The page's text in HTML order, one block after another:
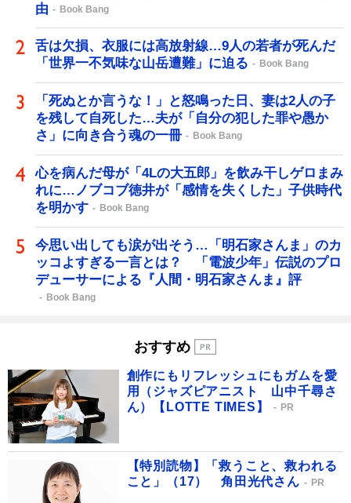
由
Book Bang
舌は欠損、衣服には高放射線…9人の若者が死んだ
「世界一不気味な山岳遭難」に迫る
Book Bang
「死ぬとか言うな！」と怒鳴った日、妻は2人の子
を残して自死した…夫が「自分の犯した罪や愚か
さ」に向き合う魂の一冊
Book Bang
心を病んだ母が「4Lの大五郎」を飲み干しゲロまみ
れに…ノブコブ徳井が「感情を失くした」子供時代
を明かす
Book Bang
今思い出しても涙が出そう…「明石家さんま」のカ
ッコよすぎる一言とは？ 「電波少年」伝説のプロ
デューサーによる『人間・明石家さんま』評
Book Bang
おすすめ
創作にもリフレッシュにもガムを愛
用（ジャズピアニスト 山中千尋さ
ん）【LOTTE TIMES】
PR
【特別読物】「救うこと、救われる
こと」（17） 角田光代さん
PR